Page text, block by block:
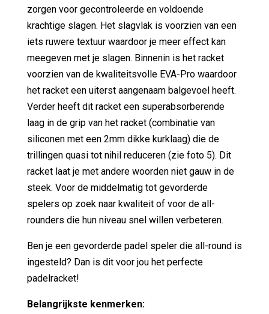
zorgen voor gecontroleerde en voldoende
krachtige slagen. Het slagvlak is voorzien van een
iets ruwere textuur waardoor je meer effect kan
meegeven met je slagen. Binnenin is het racket
voorzien van de kwaliteitsvolle EVA-Pro waardoor
het racket een uiterst aangenaam balgevoel heeft.
Verder heeft dit racket een superabsorberende
laag in de grip van het racket (combinatie van
siliconen met een 2mm dikke kurklaag) die de
trillingen quasi tot nihil reduceren (zie foto 5). Dit
racket laat je met andere woorden niet gauw in de
steek. Voor de middelmatig tot gevorderde
spelers op zoek naar kwaliteit of voor de all-
rounders die hun niveau snel willen verbeteren.
Ben je een gevorderde padel speler die all-round is
ingesteld? Dan is dit voor jou het perfecte
padelracket!
Belangrijkste kenmerken: